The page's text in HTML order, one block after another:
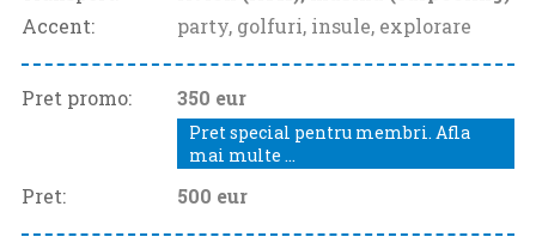
Accent:
party, golfuri, insule, explorare
Pret promo: 350 eur
Pret special pentru membri. Afla
mai multe ...
Pret: 500 eur